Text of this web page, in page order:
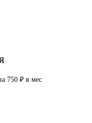
750 ₽ в мес